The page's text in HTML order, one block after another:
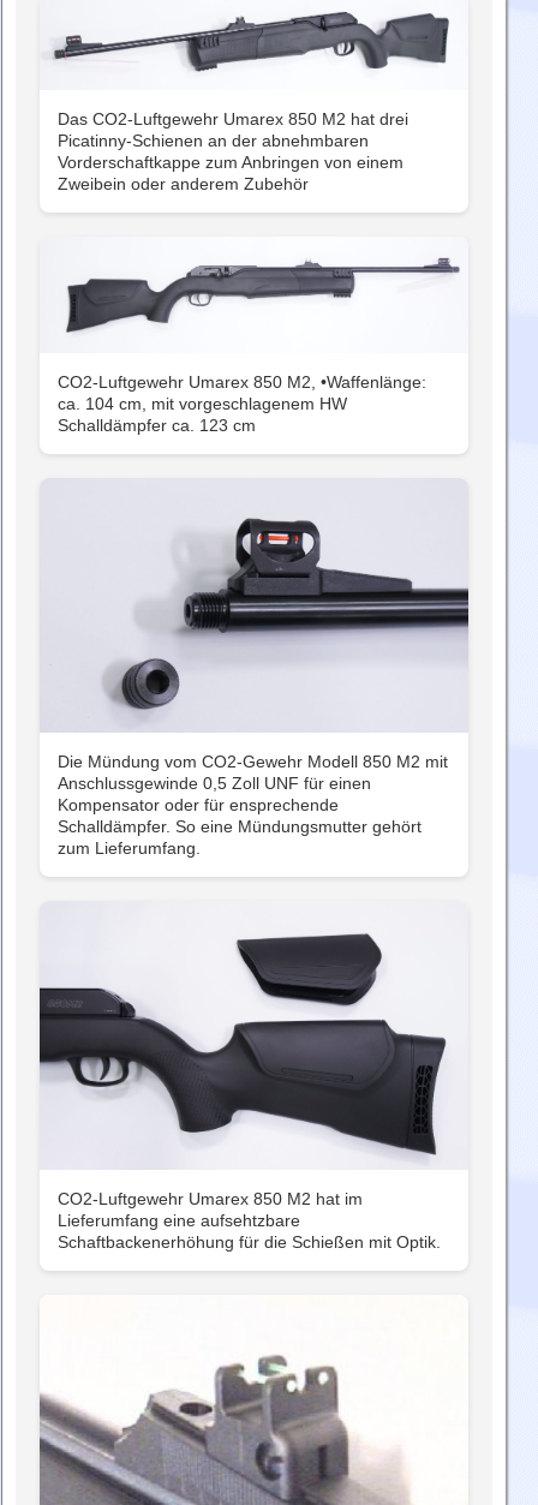
Das CO2-Luftgewehr Umarex 850 M2 hat drei
Picatinny-Schienen an der abnehmbaren
Vorderschaftkappe zum Anbringen von einem
Zweibein oder anderem Zubehör
CO2-Luftgewehr Umarex 850 M2, •Waffenlänge:
ca. 104 cm, mit vorgeschlagenem HW
Schalldämpfer ca. 123 cm
Die Mündung vom CO2-Gewehr Modell 850 M2 mit
Anschlussgewinde 0,5 Zoll UNF für einen
Kompensator oder für ensprechende
Schalldämpfer. So eine Mündungsmutter gehört
zum Lieferumfang.
CO2-Luftgewehr Umarex 850 M2 hat im
Lieferumfang eine aufsehtzbare
Schaftbackenerhöhung für die Schießen mit Optik.